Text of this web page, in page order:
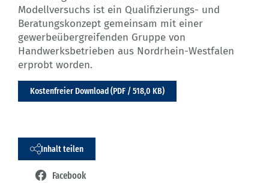
Modellversuchs ist ein Qualifizierungs- und
Beratungskonzept gemeinsam mit einer
gewerbeübergreifenden Gruppe von
Handwerksbetrieben aus Nordrhein-Westfalen
erprobt worden.
Kostenfreier Download (PDF / 518,0 KB)
Inhalt teilen
Facebook